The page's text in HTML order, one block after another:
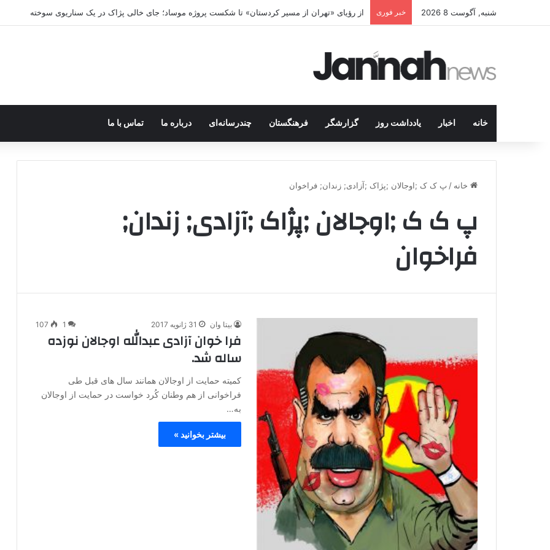
شنبه, آگوست 8 2026 خبر فوری از رؤیای «تهران از مسیر کردستان» تا شکست پروژه موساد؛ جای خالی پژاک در یک سناریوی سوخته
خانه اخبار یادداشت روز گزارشگر فرهنگستان چندرسانه‌ای درباره ما تماس با ما
خانه / پ ک ک ;اوجالان ;پژاک ;آزادی; زندان; فراخوان
پ ک ک ;اوجالان ;پژاک ;آزادی; زندان;
فراخوان
بیتا وان 31 ژانویه 2017 1
107
فرا خوان آزادی عبدالله اوجالان نوزده
ساله شد.
کمیته حمایت از اوجالان همانند سال های قبل طی
فراخوانی از هم وطنان کُرد خواست در حمایت از اوجالان
به…
بیشتر بخوانید »